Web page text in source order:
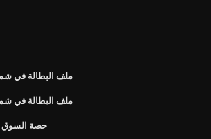
ملف البطالة في
ملف البطالة في
حصة السوق